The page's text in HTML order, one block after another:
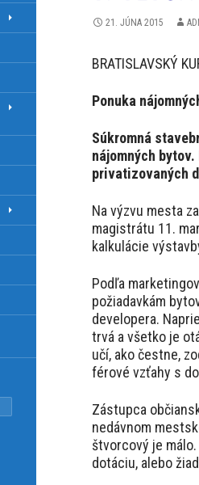
21. JÚNA 2015
BRATISLAVSKÝ
Ponuka
Súkromná
nájomných
privatizovaných
Na výzvu mesta
magistrátu 11.
kalkulácie
Podľa
požiadavkám
developera.
trvá a všetko je
učí, ako čestne,
férové vzťahy s
Zástupca
nedávnom
štvorcový je
dotáciu, alebo